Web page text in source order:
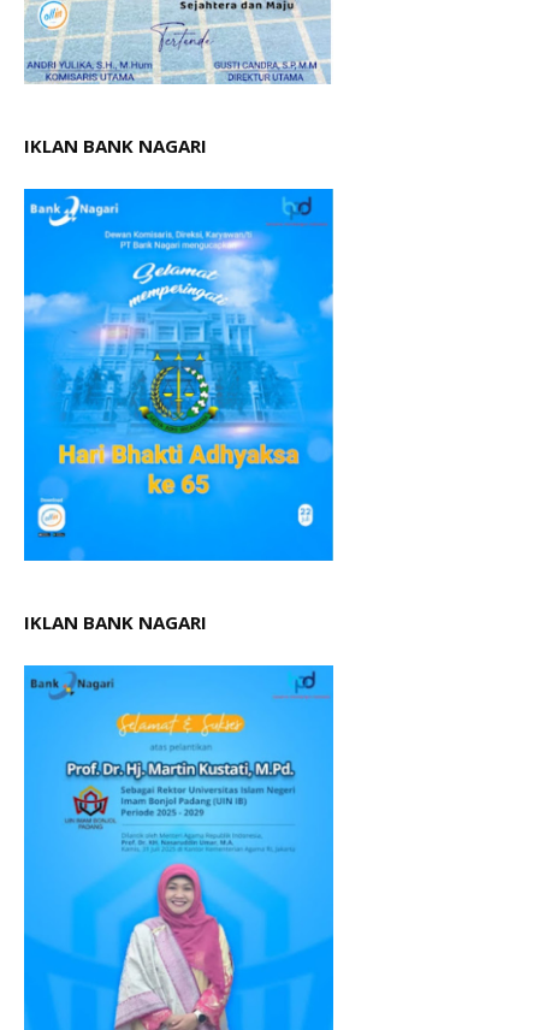
IKLAN BANK NAGARI
IKLAN BANK NAGARI